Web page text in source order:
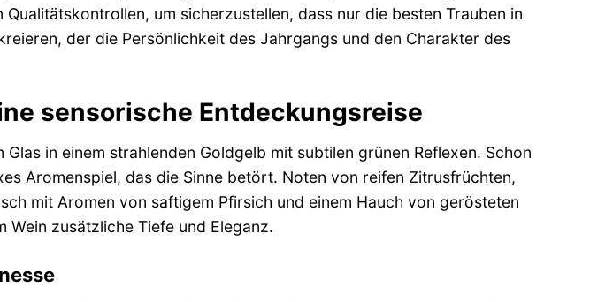
um sicherzustellen, dass nur die besten Trauben in
der die Persönlichkeit des Jahrgangs und den Charakter des
sensorische Entdeckungsreise
in einem strahlenden Goldgelb mit subtilen grünen Reflexen. Schon
Aromenspiel, das die Sinne betört. Noten von reifen Zitrusfrüchten,
mit Aromen von saftigem Pfirsich und einem Hauch von gerösteten
Wein zusätzliche Tiefe und Eleganz.